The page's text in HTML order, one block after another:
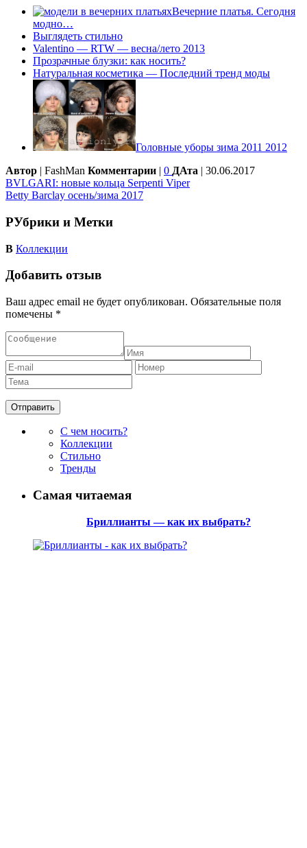
Вечерние платья. Сегодня
модно…
Выглядеть стильно
Valentino — RTW — весна/лето 2013
Прозрачные блузки: как носить?
Натуральная косметика — Последний тренд моды
Головные уборы зима 2011 2012
Автор | FashMan Комментарии | 0 ДАта | 30.06.2017
BVLGARI: новые кольца Serpenti Viper
Betty Barclay осень/зима 2017
РУбрики и Метки
В Коллекции
Добавить отзыв
Ваш адрес email не будет опубликован. Обязательные поля
помечены *
С чем носить?
Коллекции
Стильно
Тренды
Самая читаемая
Бриллианты — как их выбрать?